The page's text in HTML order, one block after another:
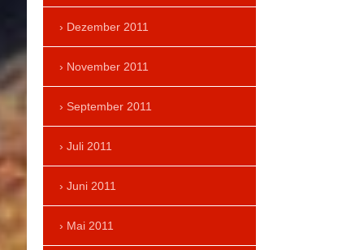
Dezember 2011
November 2011
September 2011
Juli 2011
Juni 2011
Mai 2011